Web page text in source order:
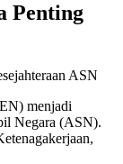
Penting
ASN
menjadi
Negara (ASN).